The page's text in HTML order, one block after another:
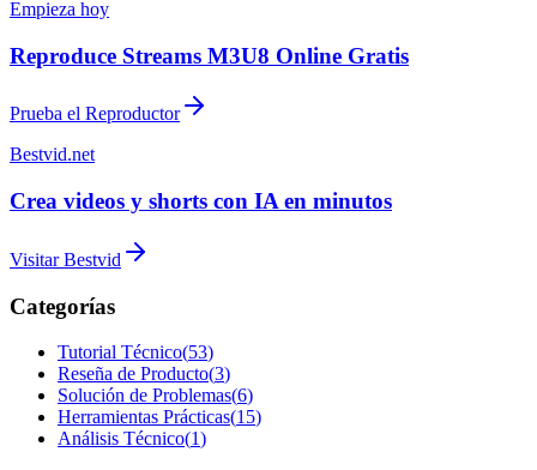
Empieza hoy
Reproduce Streams M3U8 Online Gratis
Prueba el Reproductor
Bestvid.net
Crea videos y shorts con IA en minutos
Visitar Bestvid
Categorías
Tutorial Técnico(53)
Reseña de Producto(3)
Solución de Problemas(6)
Herramientas Prácticas(15)
Análisis Técnico(1)